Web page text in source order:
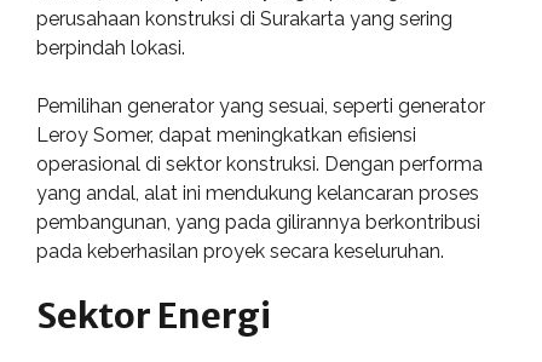
perusahaan konstruksi di Surakarta yang sering
berpindah lokasi.
Pemilihan generator yang sesuai, seperti generator
Leroy Somer, dapat meningkatkan efisiensi
operasional di sektor konstruksi. Dengan performa
yang andal, alat ini mendukung kelancaran proses
pembangunan, yang pada gilirannya berkontribusi
pada keberhasilan proyek secara keseluruhan.
Sektor Energi